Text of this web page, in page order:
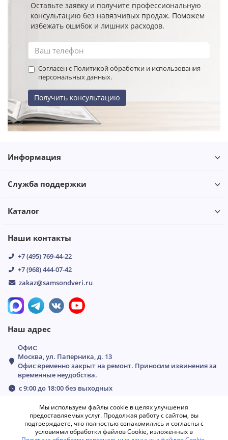
Оставьте заявку и получите профессиональную
консультацию без навязчивых продаж. Поможем
избежать ошибок и лишних расходов.
Согласен с Политикой обработки и использования
персональных данных.
Получить консультацию
Информация
Служба поддержки
Каталог
Наши контакты
+7 (495) 769-44-22
+7 (968) 444-07-42
zakaz@samsondveri.ru
Наш адрес
Офис:
Москва, ул. Паперника, д. 13
Офис временно закрыт на ремонт. Приносим извинения за
временные неудобства.
с 9:00 до 18:00 без выходных
Мы используем файлы cookie в целях улучшения
предоставляемых услуг. Продолжая работу с сайтом, вы
подтверждаете, что полностью ознакомились и согласны с
условиями обработки файлов Cookie, изложенных в